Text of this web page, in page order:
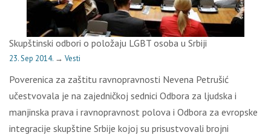
Skupštinski odbori o položaju LGBT osoba u Srbiji
23. Sep 2014. → Vesti
Poverenica za zaštitu ravnopravnosti Nevena Petrušić
učestvovala je na zajedničkoj sednici Odbora za ljudska i
manjinska prava i ravnopravnost polova i Odbora za evropske
integracije skupštine Srbije kojoj su prisustvovali brojni